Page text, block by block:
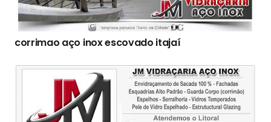
corrimao aço inox escovado itajaí